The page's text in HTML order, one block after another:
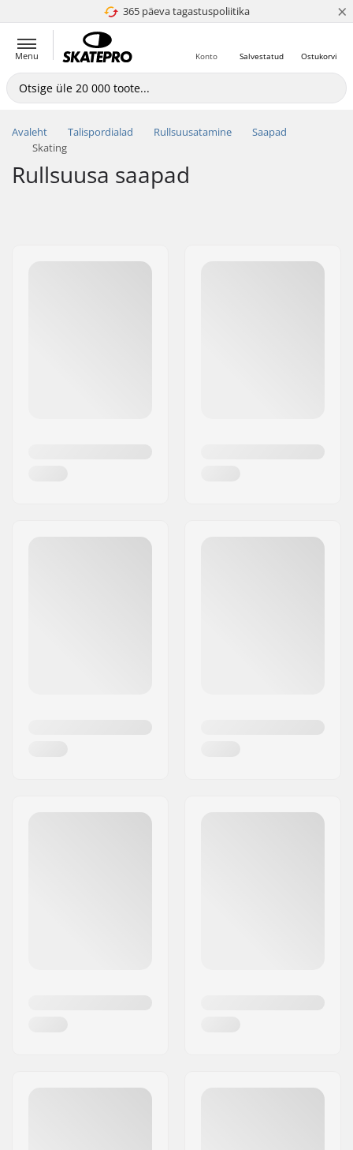
365 päeva tagastuspoliitika
4.8 paljaks 5 ×
Menu Ostukorvi
Salvestatud
Konto
Avaleht Talispordialad Rullsuusatamine
Saapad
Skating
Rullsuusa saapad